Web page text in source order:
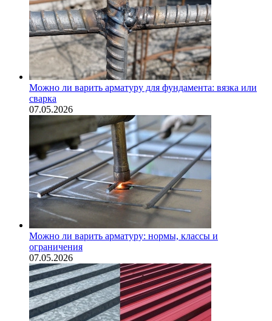
Можно ли варить арматуру для фундамента: вязка или
сварка
07.05.2026
Можно ли варить арматуру: нормы, классы и
ограничения
07.05.2026